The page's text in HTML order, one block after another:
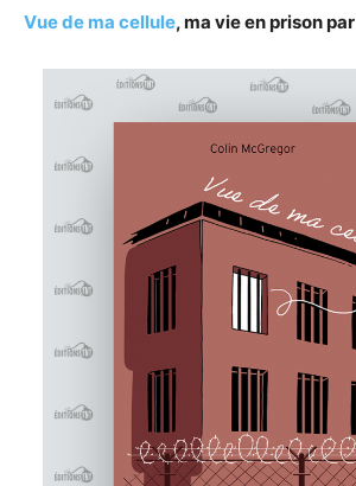
Vue de ma cellule, ma vie en prison par